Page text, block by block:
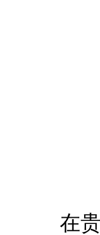
在贵